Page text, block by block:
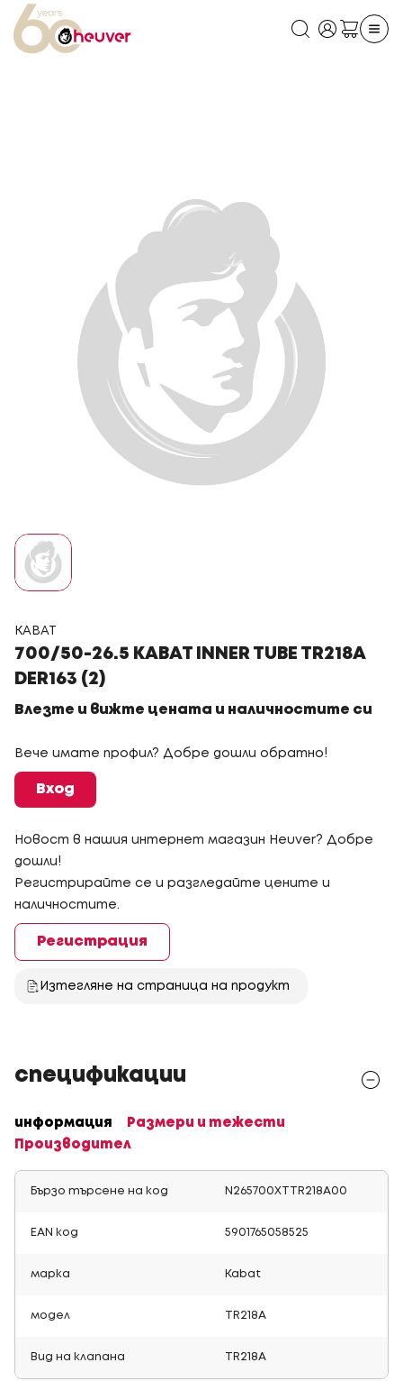
KABAT
700/50-26.5 KABAT INNER TUBE TR218A
DER163 (2)
Влезте и вижте цената и наличностите си
Вече имате профил? Добре дошли обратно!
Вход
Новост в нашия интернет магазин Heuver? Добре
дошли!
Регистрирайте се и разгледайте цените и
наличностите.
Регистрация
Изтегляне на страница на продукт
спецификации
информация
Размери и тежести
Производител
Бързо търсене на код N265700XTTR218A00
EAN код 5901765058525
марка Kabat
модел TR218A
Вид на клапана TR218A